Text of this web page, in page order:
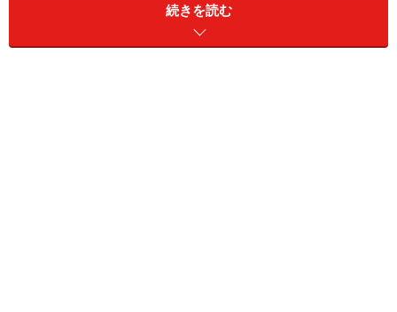
りやすい？
続きを読む